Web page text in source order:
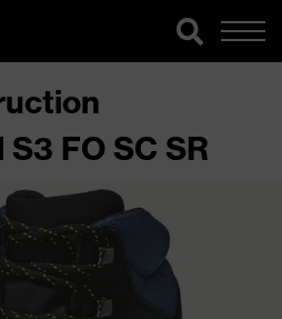
FO SC SR